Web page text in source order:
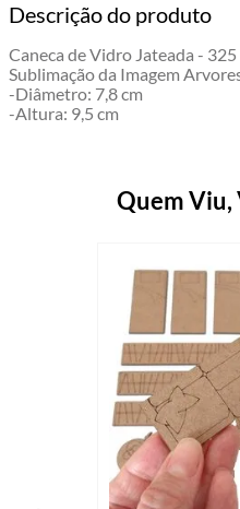
Descrição do produto
Caneca de Vidro Jateada -
Sublimação da Imagem
-Diâmetro: 7,8 cm
-Altura: 9,5 cm
Quem Viu,